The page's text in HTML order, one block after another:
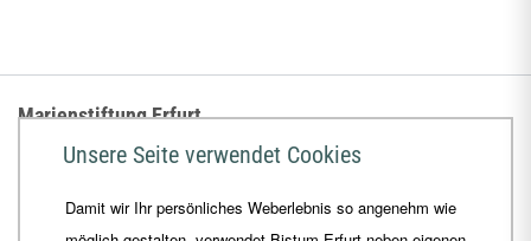
Marienstiftung Erfurt
Hugo-Aufderbeck-Seminar
Hopfengasse 8, 99084 Erfurt
Unsere Seite verwendet Cookies
Damit wir Ihr persönliches Weberlebnis so angenehm wie